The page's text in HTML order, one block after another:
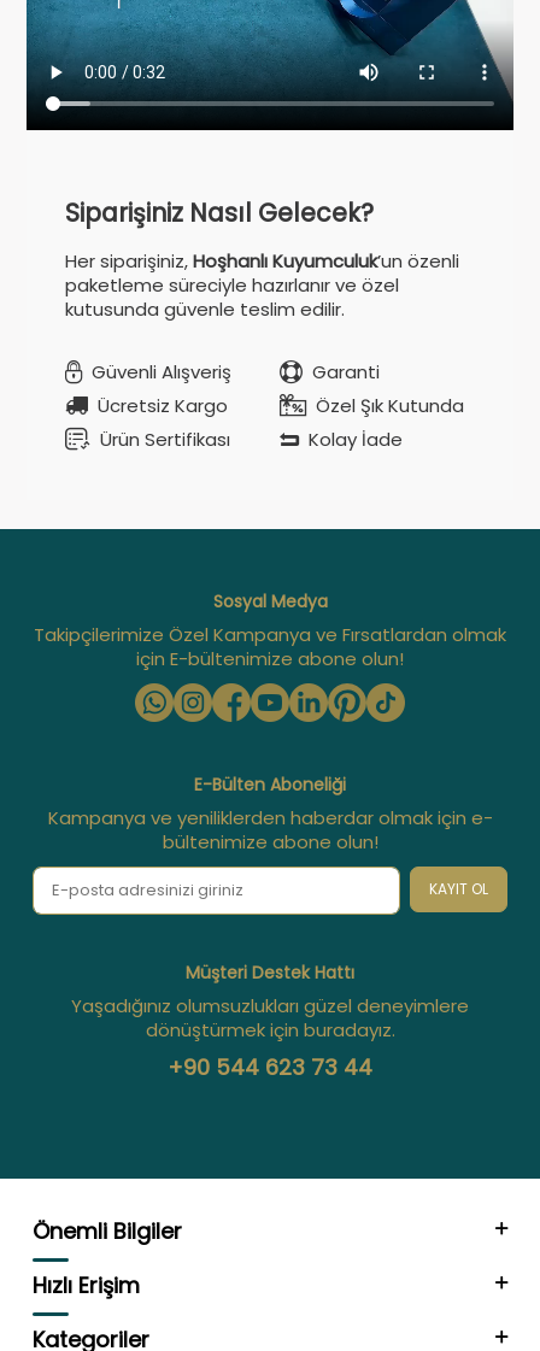
Siparişiniz Nasıl Gelecek?
Her siparişiniz,Hoşhanlı Kuyumculuk’un özenli
paketleme süreciyle hazırlanır ve özel
kutusunda güvenle teslim edilir.
Güvenli Alışveriş
Garanti
Ücretsiz Kargo
Özel Şık Kutunda
Ürün Sertifikası
Kolay İade
Sosyal Medya
Takipçilerimize Özel Kampanya ve Fırsatlardan olmak
için E-bültenimize abone olun!
E-Bülten Aboneliği
Kampanya ve yeniliklerden haberdar olmak için e-
bültenimize abone olun!
KAYIT OL
Müşteri Destek Hattı
Yaşadığınız olumsuzlukları güzel deneyimlere
dönüştürmek için buradayız.
+90 544 623 73 44
Önemli Bilgiler
Hızlı Erişim
Kategoriler